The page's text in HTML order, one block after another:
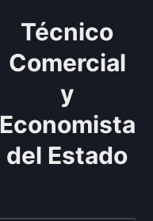
Técnico
Comercial
y
Economista
del Estado